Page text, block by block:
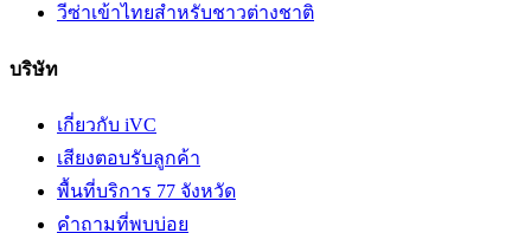
วีซ่าเข้าไทยสำหรับชาวต่างชาติ
บริษัท
เกี่ยวกับ iVC
เสียงตอบรับลูกค้า
พื้นที่บริการ 77 จังหวัด
คำถามที่พบบ่อย